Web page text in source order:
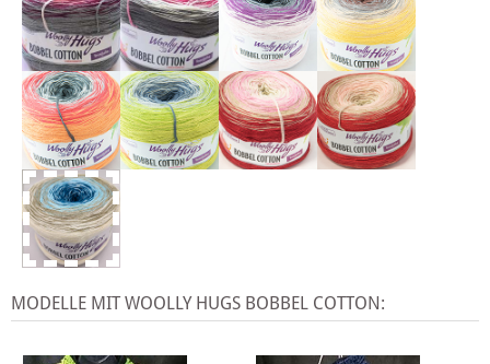
MODELLE MIT WOOLLY HUGS BOBBEL COTTON: